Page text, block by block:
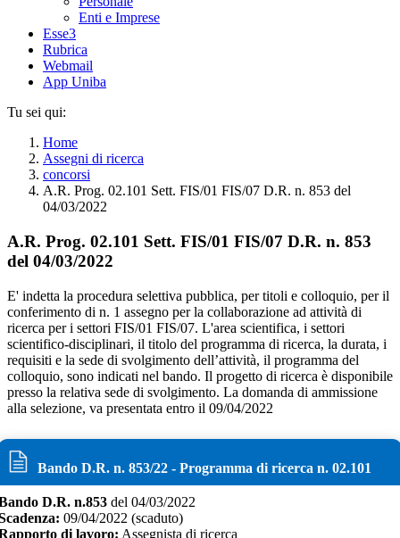
Enti e Imprese
Esse3
Rubrica
Webmail
App Uniba
Tu sei qui:
Home
Assegni di ricerca
concorsi
A.R. Prog. 02.101 Sett. FIS/01 FIS/07 D.R. n. 853 del
04/03/2022
A.R. Prog. 02.101 Sett. FIS/01 FIS/07 D.R. n. 853
del 04/03/2022
E' indetta la procedura selettiva pubblica, per titoli e colloquio, per il
conferimento di n. 1 assegno per la collaborazione ad attività di
ricerca per i settori FIS/01 FIS/07. L'area scientifica, i settori
scientifico-disciplinari, il titolo del programma di ricerca, la durata, i
requisiti e la sede di svolgimento dell’attività, il programma del
colloquio, sono indicati nel bando. Il progetto di ricerca è disponibile
presso la relativa sede di svolgimento. La domanda di ammissione
alla selezione, va presentata entro il 09/04/2022
Bando D.R. n. 853/22 - Programma di ricerca n. 02.101
D.R. n.853 del 04/03/2022
09/04/2022 (scaduto)
di lavoro: Assegnista di ricerca